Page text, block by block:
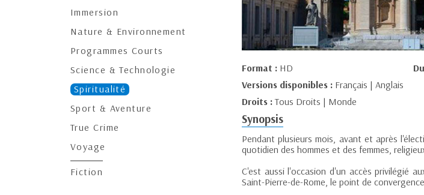
Immersion
Nature & Environnement
Programmes Courts
Science & Technologie
Spiritualité
Sport & Aventure
True Crime
Voyage
Fiction
Format : HD
Versions disponibles : Français | Anglais
Droits :Tous Droits | Monde
Synopsis
Pendant plusieurs mois, avant et après
quotidien des hommes et des femmes,
C'est aussi l'occasion d'un accès privilégié
Saint-Pierre-de-Rome, le point de